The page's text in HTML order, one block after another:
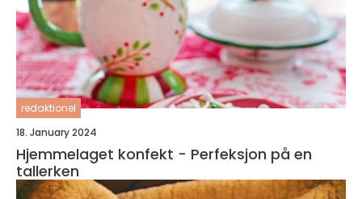
redaktionel
18. January 2024
Hjemmelaget konfekt - Perfeksjon på en
tallerken